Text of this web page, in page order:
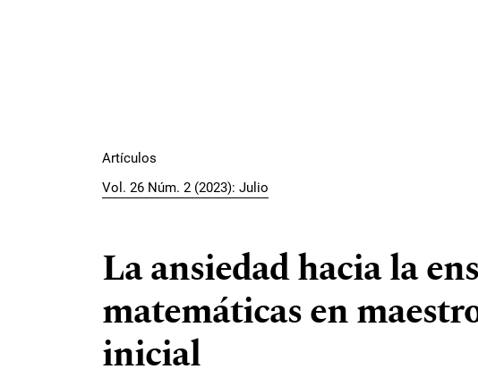
Artículos
Vol. 26 Núm. 2 (2023): Julio
La ansiedad hacia la
matemáticas en
inicial